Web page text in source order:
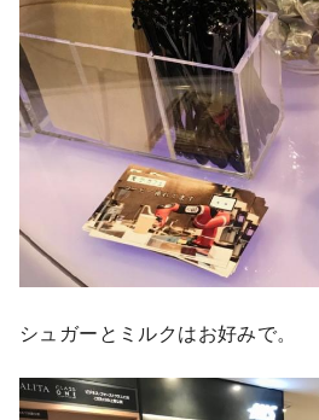
シュガーとミルクはお好みで。